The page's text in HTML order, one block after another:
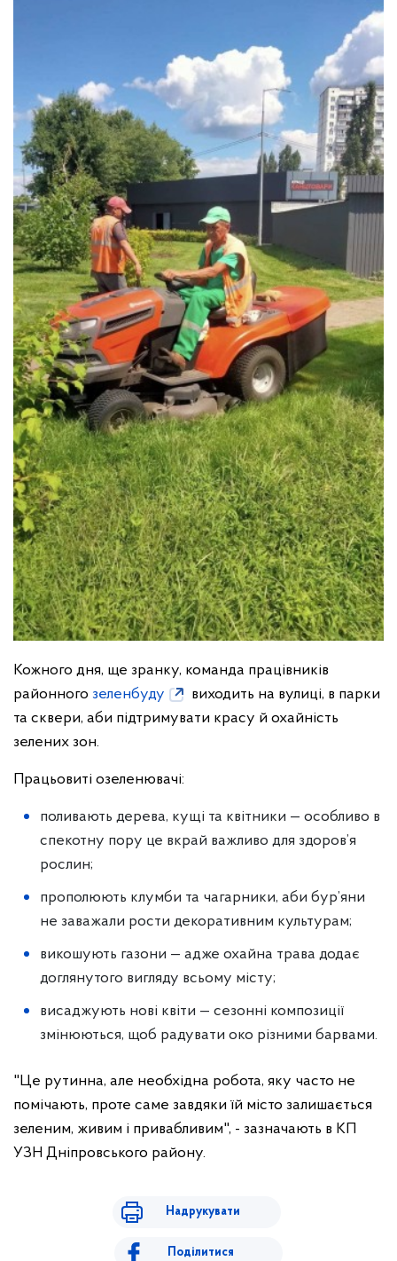
Кожного дня, ще зранку, команда працівників
районного зеленбуду
виходить на вулиці, в парки
та сквери, аби підтримувати красу й охайність
зелених зон.
Працьовиті озеленювачі:
поливають дерева, кущі та квітники — особливо в
спекотну пору це вкрай важливо для здоров’я
рослин;
прополюють клумби та чагарники, аби бур’яни
не заважали рости декоративним культурам;
викошують газони — адже охайна трава додає
доглянутого вигляду всьому місту;
висаджують нові квіти — сезонні композиції
змінюються, щоб радувати око різними барвами.
"Це рутинна, але необхідна робота, яку часто не
помічають, проте саме завдяки їй місто залишається
зеленим, живим і привабливим", - зазначають в КП
УЗН Дніпровського району.
Надрукувати
Поділитися